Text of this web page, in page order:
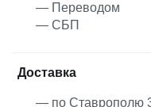
— Переводом
— СБП
Доставка
— по Ставрополю